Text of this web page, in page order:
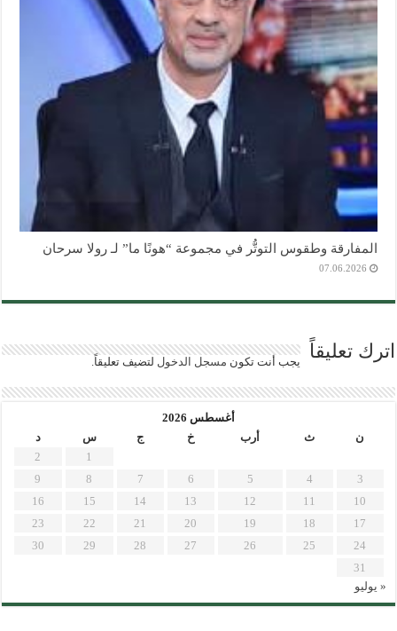
المفارقة وطقوس التوتُّر في مجموعة “هونًا ما” لـ رولا سرحان
07.06.2026
اترك تعليقاً يجب أنت تكون مسجل الدخول لتضيف تعليقاً.
أغسطس 2026
ن
ث أرب خ ج س
د
1
2
3
4
5
6
7
8
9
10
11
12
13
14
15
16
17
18
19
20
21
22
23
24
25
26
27
28
29
30
31
« يوليو